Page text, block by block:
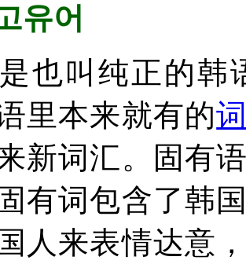
유어
也叫纯正的韩
里本来就有的
新词汇。固有
有词包含了韩
人来表情达意